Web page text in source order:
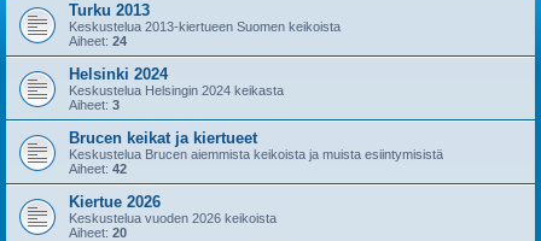
Turku 2013
Keskustelua 2013-kiertueen Suomen keikoista
Aiheet: 24
Helsinki 2024
Keskustelua Helsingin 2024 keikasta
Aiheet: 3
Brucen keikat ja kiertueet
Keskustelua Brucen aiemmista keikoista ja muista esiintymisistä
Aiheet: 42
Kiertue 2026
Keskustelua vuoden 2026 keikoista
Aiheet: 20